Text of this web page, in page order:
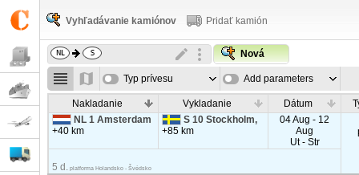
Vyhľadávanie kamiónov Pridať kamión
Nová
Typ prívesu Add parameters
Nakladanie Vykladanie Dátum
NL 1 Amsterdam
+40 km
S 10 Stockholm,
+85 km
04 Aug - 12
Aug
Ut - Str
5 d. platforma Holandsko - Švédsko